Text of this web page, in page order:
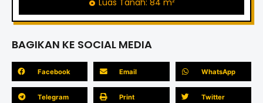
BAGIKAN KE SOCIAL MEDIA
Facebook Email WhatsApp
Telegram Print Twitter